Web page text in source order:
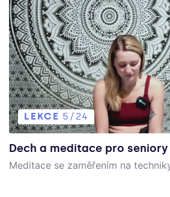
LEKCE 5/24
Dech a meditace pro seniory
Meditace se zaměřením na